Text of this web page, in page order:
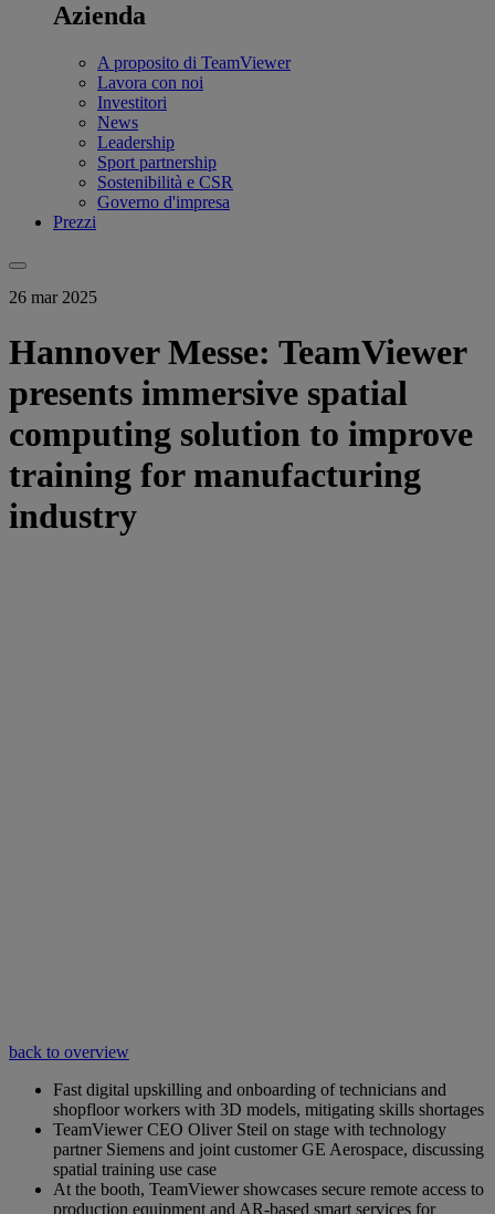
Azienda
A proposito di TeamViewer
Lavora con noi
Investitori
News
Leadership
Sport partnership
Sostenibilità e CSR
Governo d'impresa
Prezzi
26 mar 2025
Hannover Messe: TeamViewer
presents immersive spatial
computing solution to improve
training for manufacturing
industry
back to overview
Fast digital upskilling and onboarding of technicians and
shopfloor workers with 3D models, mitigating skills shortages
TeamViewer CEO Oliver Steil on stage with technology
partner Siemens and joint customer GE Aerospace, discussing
spatial training use case
At the booth, TeamViewer showcases secure remote access to
production equipment and AR-based smart services for